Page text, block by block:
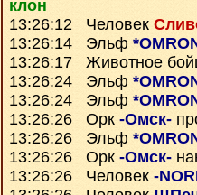
клон
13:26:12 Человек
13:26:14 Эльф
13:26:17 Животное
13:26:24 Эльф
13:26:24 Эльф
13:26:26 Орк -Омск-
13:26:26 Эльф
13:26:26 Орк -Омск-
13:26:26 Человек -